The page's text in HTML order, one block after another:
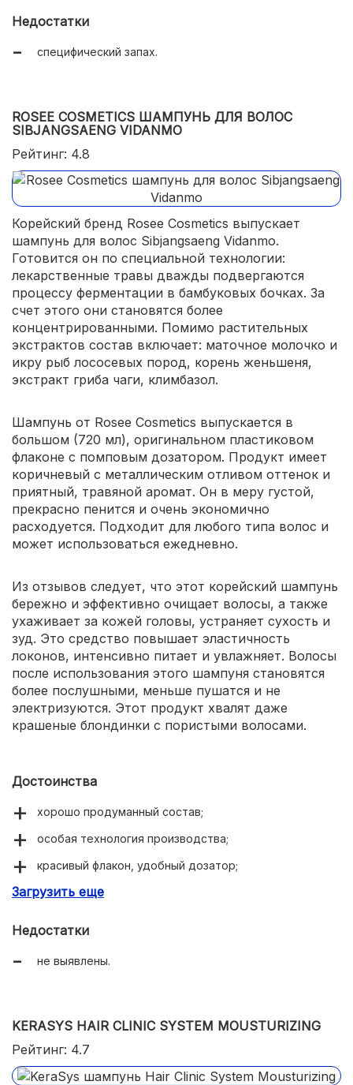
Недостатки
специфический запах.
ROSEE COSMETICS ШАМПУНЬ ДЛЯ ВОЛОС
SIBJANGSAENG VIDANMO
Рейтинг: 4.8
Корейский бренд Rosee Cosmetics выпускает
шампунь для волос Sibjangsaeng Vidanmo.
Готовится он по специальной технологии:
лекарственные травы дважды подвергаются
процессу ферментации в бамбуковых бочках. За
счет этого они становятся более
концентрированными. Помимо растительных
экстрактов состав включает: маточное молочко и
икру рыб лососевых пород, корень женьшеня,
экстракт гриба чаги, климбазол.
Шампунь от Rosee Cosmetics выпускается в
большом (720 мл), оригинальном пластиковом
флаконе с помповым дозатором. Продукт имеет
коричневый с металлическим отливом оттенок и
приятный, травяной аромат. Он в меру густой,
прекрасно пенится и очень экономично
расходуется. Подходит для любого типа волос и
может использоваться ежедневно.
Из отзывов следует, что этот корейский шампунь
бережно и эффективно очищает волосы, а также
ухаживает за кожей головы, устраняет сухость и
зуд. Это средство повышает эластичность
локонов, интенсивно питает и увлажняет. Волосы
после использования этого шампуня становятся
более послушными, меньше пушатся и не
электризуются. Этот продукт хвалят даже
крашеные блондинки с пористыми волосами.
Достоинства
хорошо продуманный состав;
особая технология производства;
красивый флакон, удобный дозатор;
бережно и эффективно очищает волосы;
Загрузить еще
Недостатки
не выявлены.
KERASYS HAIR CLINIC SYSTEM MOUSTURIZING
Рейтинг: 4.7